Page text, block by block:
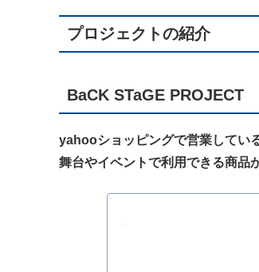
プロジェクトの紹介
BaCK STaGE PROJECT
yahooショッピングで営業してい
舞台やイベントで利用できる商品